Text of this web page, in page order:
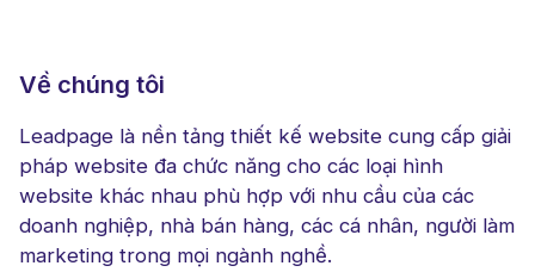
Về chúng tôi
Leadpage là nền tảng thiết kế website cung cấp giải
pháp website đa chức năng cho các loại hình
website khác nhau phù hợp với nhu cầu của các
doanh nghiệp, nhà bán hàng, các cá nhân, người làm
marketing trong mọi ngành nghề.